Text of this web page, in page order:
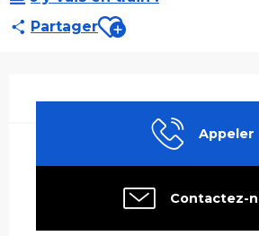
PartagerAjouter aux favoris
Appeler
Contactez-